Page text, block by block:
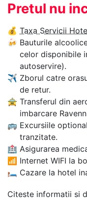
Pretul nu
💰 Taxa Servicii
🍻 Bauturile
celor disponibile
autoservire).
✈ Zborul catre
de retur.
🚖 Transferul din
imbarcare
🚌 Excursiile
tranzitate.
🏥 Asigurarea
📶 Internet WIFI la
🛏 Cazare la hotel
Citeste informatii si